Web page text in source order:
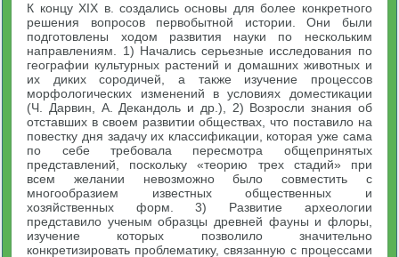
К концу XIX в. создались основы для более конкретного
решения вопросов первобытной истории. Они были
подготовлены ходом развития науки по нескольким
направлениям. 1) Начались серьезные исследования по
географии культурных растений и домашних животных и
их диких сородичей, а также изучение процессов
морфологических изменений в условиях доместикации
(Ч. Дарвин, А. Декандоль и др.), 2) Возросли знания об
отставших в своем развитии обществах, что поставило на
повестку дня задачу их классификации, которая уже сама
по себе требовала пересмотра общепринятых
представлений, поскольку «теорию трех стадий» при
всем желании невозможно было совместить с
многообразием известных общественных и
хозяйственных форм. 3) Развитие археологии
представило ученым образцы древней фауны и флоры,
изучение которых позволило значительно
конкретизировать проблематику, связанную с процессами